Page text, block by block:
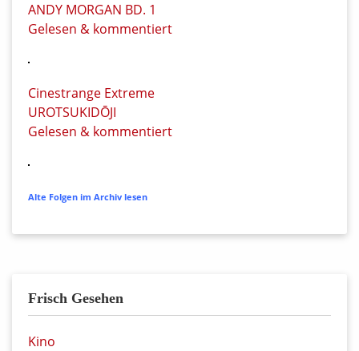
ANDY MORGAN BD. 1
Gelesen & kommentiert
Cinestrange Extreme
UROTSUKIDŌJI
Gelesen & kommentiert
Alte Folgen im Archiv lesen
Frisch Gesehen
Kino